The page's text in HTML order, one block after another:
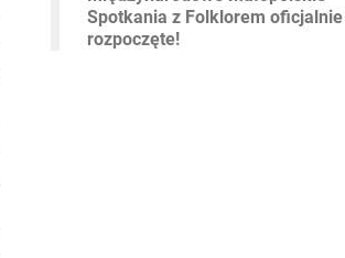
Spotkania z Folklorem oficjalnie
rozpoczęte!